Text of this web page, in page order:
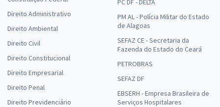
Direito Administrativo
Direito Ambiental
Direito Civil
Direito Constitucional
Direito Empresarial
Direito Penal
Direito Previdenciário
PC DF - DELTA
PM AL - Polícia Militar do Estado
de Alagoas
SEFAZ CE - Secretaria da
Fazenda do Estado do Ceará
PETROBRAS
SEFAZ DF
EBSERH - Empresa Brasileira de
Serviços Hospitalares